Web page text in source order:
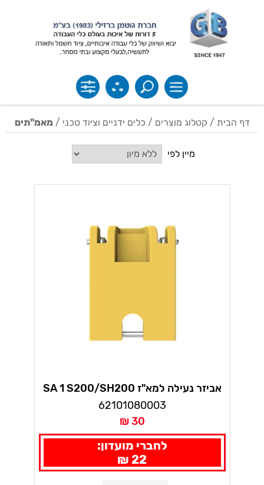
דף הבית / קטלוג מוצרים / כלים ידניים וציוד טכני / מאמ"תים
מיין לפי
אביזר נעילה למא"ז SA 1 S200/SH200
62101080003
30 ₪
לחברי מועדון:
22 ₪